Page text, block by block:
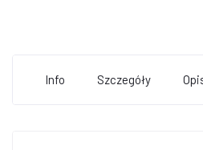
Info Szczegóły